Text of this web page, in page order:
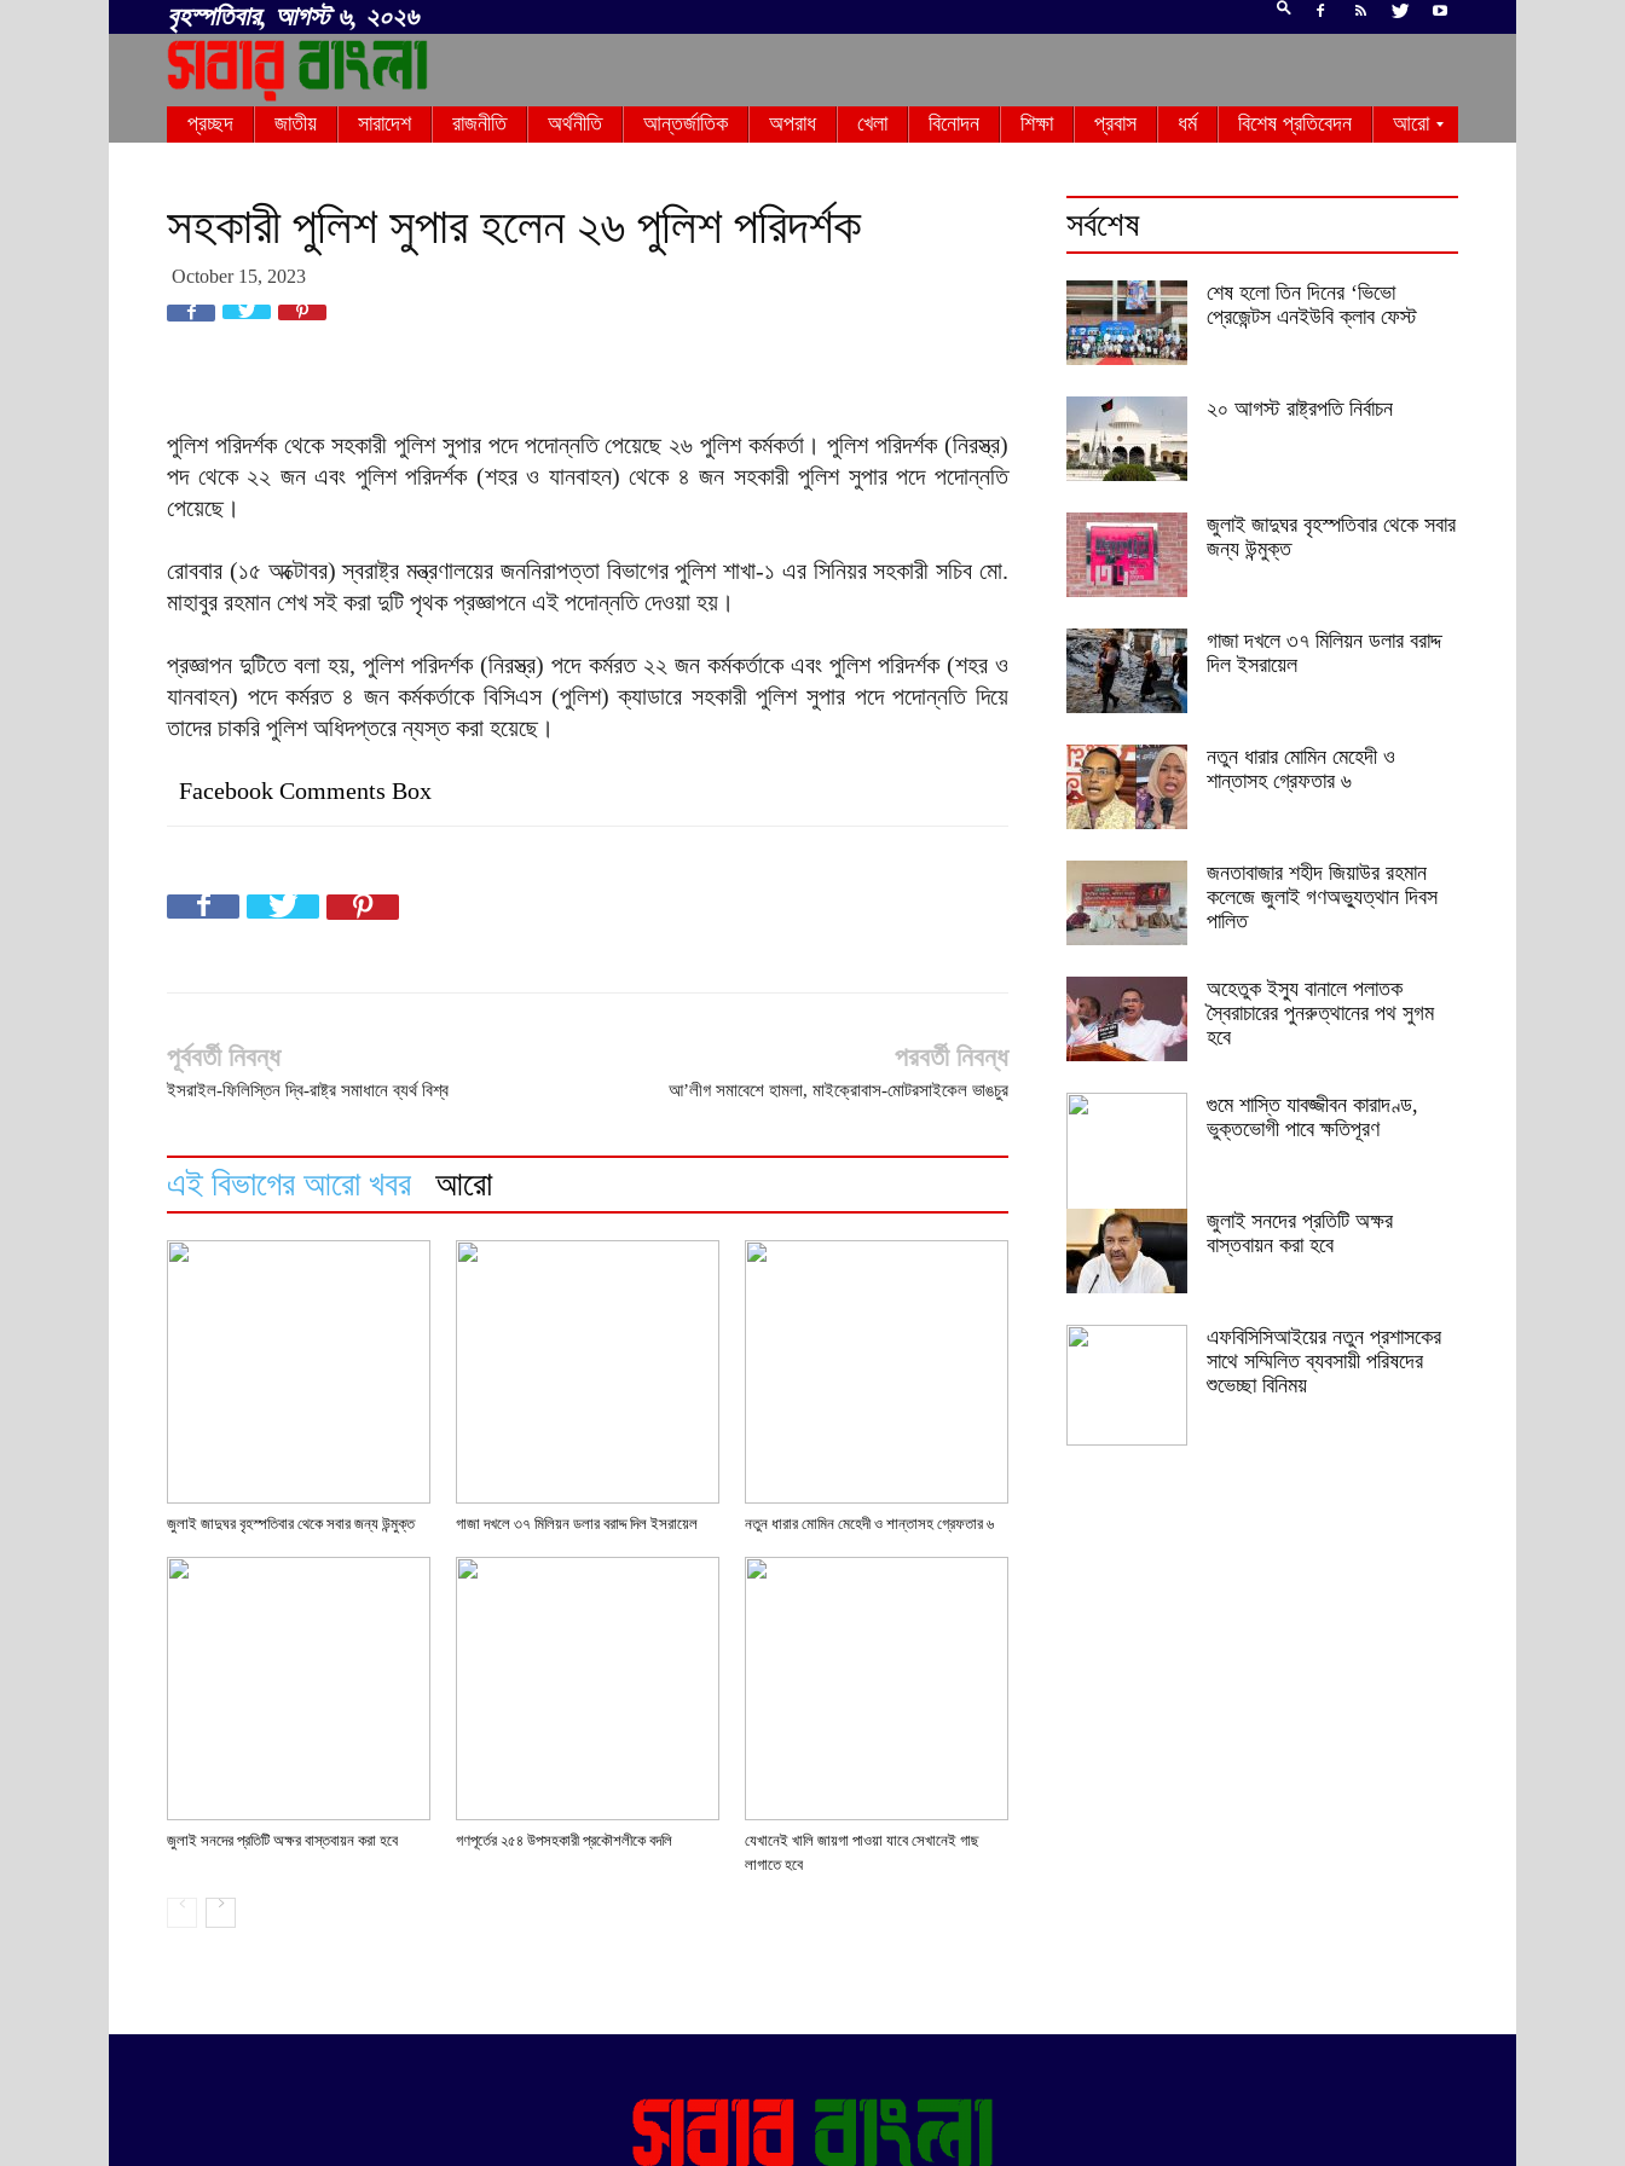
বৃহস্পতিবার, আগস্ট ৬, ২০২৬
বাংলা
প্রচ্ছদ জাতীয় সারাদেশ রাজনীতি অর্থনীতি আন্তর্জাতিক অপরাধ খেলা বিনোদন শিক্ষা প্রবাস ধর্ম বিশেষ প্রতিবেদন আরো
সহকারী পুলিশ সুপার হলেন ২৬ পুলিশ পরিদর্শক
October 15, 2023
পুলিশ পরিদর্শক থেকে সহকারী পুলিশ সুপার পদে পদোন্নতি পেয়েছে ২৬ পুলিশ কর্মকর্তা। পুলিশ পরিদর্শক (নিরস্ত্র)
পদ থেকে ২২ জন এবং পুলিশ পরিদর্শক (শহর ও যানবাহন) থেকে ৪ জন সহকারী পুলিশ সুপার পদে পদোন্নতি
পেয়েছে।
রোববার (১৫ অক্টোবর) স্বরাষ্ট্র মন্ত্রণালয়ের জননিরাপত্তা বিভাগের পুলিশ শাখা-১ এর সিনিয়র সহকারী সচিব মো.
মাহাবুর রহমান শেখ সই করা দুটি পৃথক প্রজ্ঞাপনে এই পদোন্নতি দেওয়া হয়।
প্রজ্ঞাপন দুটিতে বলা হয়, পুলিশ পরিদর্শক (নিরস্ত্র) পদে কর্মরত ২২ জন কর্মকর্তাকে এবং পুলিশ পরিদর্শক (শহর ও
যানবাহন) পদে কর্মরত ৪ জন কর্মকর্তাকে বিসিএস (পুলিশ) ক্যাডারে সহকারী পুলিশ সুপার পদে পদোন্নতি দিয়ে
তাদের চাকরি পুলিশ অধিদপ্তরে ন্যস্ত করা হয়েছে।
Facebook Comments Box
পূর্ববর্তী নিবন্ধ
ইসরাইল-ফিলিস্তিন দ্বি-রাষ্ট্র সমাধানে ব্যর্থ বিশ্ব
পরবর্তী নিবন্ধ
আ’লীগ সমাবেশে হামলা, মাইক্রোবাস-মোটরসাইকেল ভাঙচুর
এই বিভাগের আরো খবর আরো
জুলাই জাদুঘর বৃহস্পতিবার থেকে সবার জন্য উন্মুক্ত গাজা দখলে ৩৭ মিলিয়ন ডলার বরাদ্দ দিল ইসরায়েল নতুন ধারার মোমিন মেহেদী ও শান্তাসহ গ্রেফতার ৬
জুলাই সনদের প্রতিটি অক্ষর বাস্তবায়ন করা হবে গণপূর্তের ২৫৪ উপসহকারী প্রকৌশলীকে বদলি
যেখানেই খালি জায়গা পাওয়া যাবে সেখানেই গাছ
লাগাতে হবে
সর্বশেষ
শেষ হলো তিন দিনের ‘ভিভো
প্রেজেন্টস এনইউবি ক্লাব ফেস্ট
২০ আগস্ট রাষ্ট্রপতি নির্বাচন
জুলাই জাদুঘর বৃহস্পতিবার থেকে সবার
জন্য উন্মুক্ত
গাজা দখলে ৩৭ মিলিয়ন ডলার বরাদ্দ
দিল ইসরায়েল
নতুন ধারার মোমিন মেহেদী ও
শান্তাসহ গ্রেফতার ৬
জনতাবাজার শহীদ জিয়াউর রহমান
কলেজে জুলাই গণঅভ্যুত্থান দিবস
পালিত
অহেতুক ইস্যু বানালে পলাতক
স্বৈরাচারের পুনরুত্থানের পথ সুগম
হবে
গুমে শাস্তি যাবজ্জীবন কারাদণ্ড,
ভুক্তভোগী পাবে ক্ষতিপূরণ
জুলাই সনদের প্রতিটি অক্ষর
বাস্তবায়ন করা হবে
এফবিসিসিআইয়ের নতুন প্রশাসকের
সাথে সম্মিলিত ব্যবসায়ী পরিষদের
শুভেচ্ছা বিনিময়